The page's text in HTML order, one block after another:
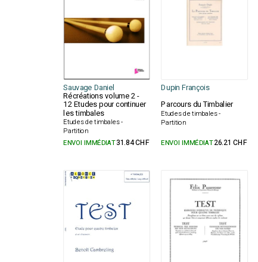
Sauvage Daniel Dupin François
Récréations volume 2 -
12 Etudes pour continuer
les timbales
Etudes de timbales -
Partition
Parcours du Timbalier
Etudes de timbales -
Partition
ENVOI IMMÉDIAT31.84 CHF ENVOI IMMÉDIAT26.21 CHF